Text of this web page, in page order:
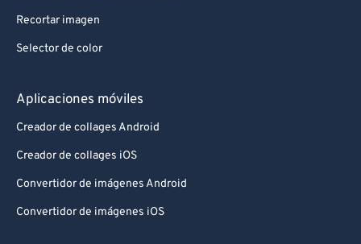
Recortar imagen
Selector de color
Aplicaciones móviles
Creador de collages Android
Creador de collages iOS
Convertidor de imágenes Android
Convertidor de imágenes iOS